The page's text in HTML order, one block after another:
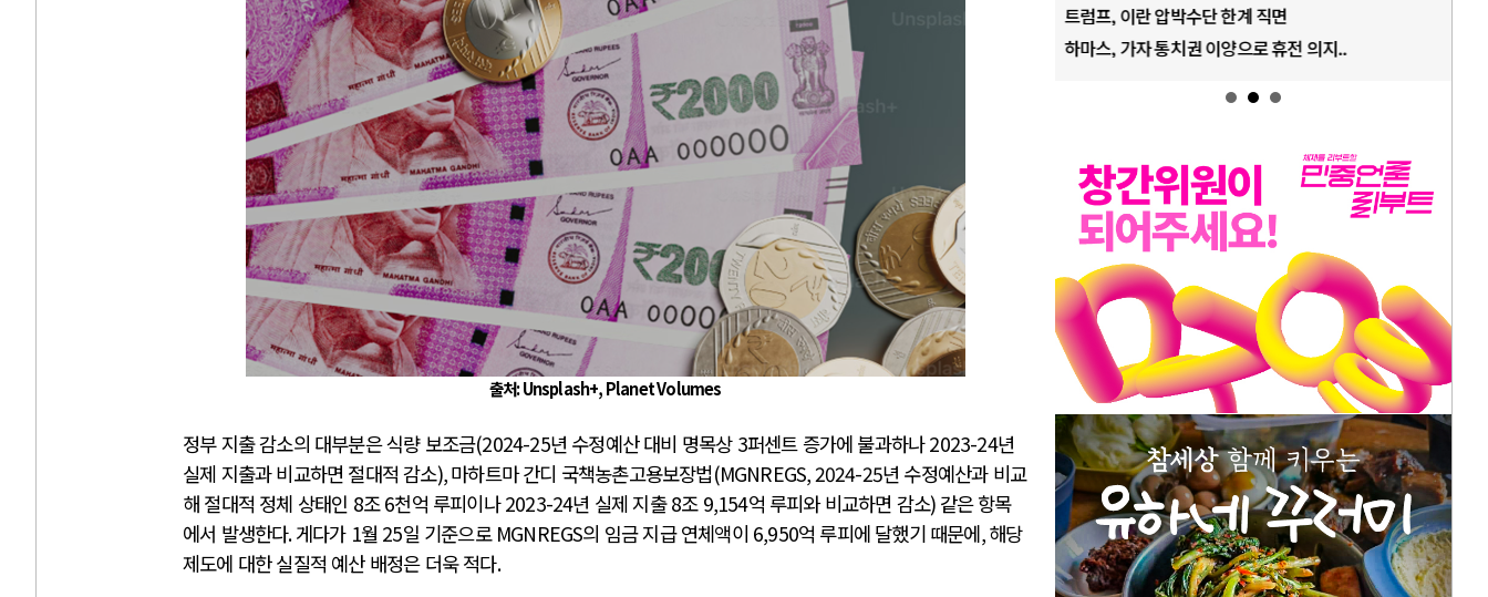
출처: Unsplash+, Planet Volumes
정부 지출 감소의 대부분은 식량 보조금(2024-25년 수정예산 대비 명목상 3퍼센트 증가에 불과하나2023-24년
실제 지출과 비교하면 절대적 감소),마하트마 간디 국책농촌고용보장법(MGNREGS, 2024-25년 수정예산과 비교
해 절대적 정체 상태인 8조6천억 루피이나2023-24년 실제 지출8조 9,154억 루피와 비교하면 감소) 같은 항목
에서 발생한다.게다가 1월 25일 기준으로 MGNREGS의 임금 지급 연체액이 6,950억 루피에 달했기 때문에,해당
제도에 대한 실질적 예산 배정은 더욱 적다.
AI의 숨은 환경 비용: 데이터센터 확산..
AI는 어떻게 미국 민주주의를 잠식하고 ..
우크라이나, 덴마크, 에스토니아, 네덜란..
러·우크라, 대규모 공습 주고받아…민간 ..
트럼프, 이란 압박수단 한계 직면
하마스, 가자 통치권 이양으로 휴전 의지..
AI는 어떻게 미국 민